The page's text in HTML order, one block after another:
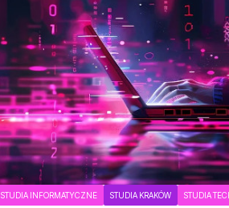
STUDIA INFORMATYCZNE STUDIA KRAKÓW STUDIA